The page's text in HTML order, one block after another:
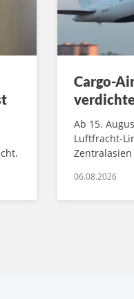
Cargo-
Ab 15.
Luftfracht-
06.08.2026